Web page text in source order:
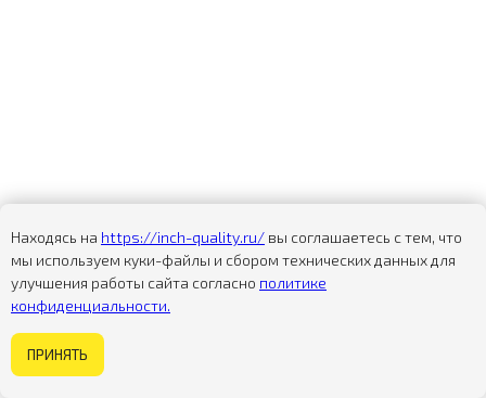
ФИНАНСОВО-ПРАВОВОЙ
АУДИТ ПОСТАВЩИКА /
DUE DILIGENCE
Оставьте свой телефон или e-mail. Менеджер
Находясь на https://inch-quality.ru/ вы соглашаетесь с тем, что
мы используем куки-файлы и сбором технических данных для
улучшения работы сайта согласно политике
конфиденциальности.
ПРИНЯТЬ